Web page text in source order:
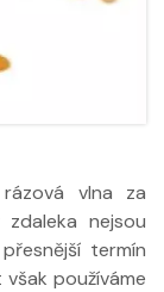
rázová vlna za
nejsou
termín
používáme